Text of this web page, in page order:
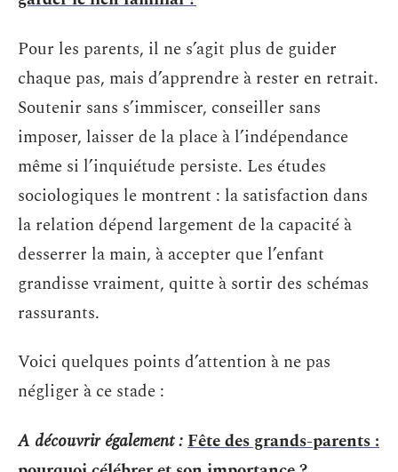
Pour les parents, il ne s’agit plus de guider
chaque pas, mais d’apprendre à rester en retrait.
Soutenir sans s’immiscer, conseiller sans
imposer, laisser de la place à l’indépendance
même si l’inquiétude persiste. Les études
sociologiques le montrent : la satisfaction dans
la relation dépend largement de la capacité à
desserrer la main, à accepter que l’enfant
grandisse vraiment, quitte à sortir des schémas
rassurants.
Voici quelques points d’attention à ne pas
négliger à ce stade :
A découvrir également :Fête des grands-parents :